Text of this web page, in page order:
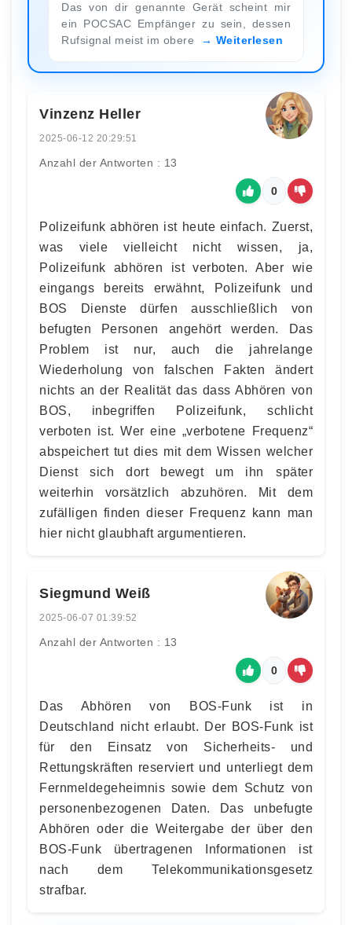
Das von dir genannte Gerät scheint mir
ein POCSAC Empfänger zu sein, dessen
Rufsignal meist im obere
Weiterlesen
Vinzenz Heller
2025-06-12 20:29:51
Anzahl der Antworten : 13
0
Polizeifunk abhören ist heute einfach. Zuerst,
was viele vielleicht nicht wissen, ja,
Polizeifunk abhören ist verboten. Aber wie
eingangs bereits erwähnt, Polizeifunk und
BOS Dienste dürfen ausschließlich von
befugten Personen angehört werden. Das
Problem ist nur, auch die jahrelange
Wiederholung von falschen Fakten ändert
nichts an der Realität das dass Abhören von
BOS, inbegriffen Polizeifunk, schlicht
verboten ist. Wer eine „verbotene Frequenz“
abspeichert tut dies mit dem Wissen welcher
Dienst sich dort bewegt um ihn später
weiterhin vorsätzlich abzuhören. Mit dem
zufälligen finden dieser Frequenz kann man
hier nicht glaubhaft argumentieren.
Siegmund Weiß
2025-06-07 01:39:52
Anzahl der Antworten : 13
0
Das Abhören von BOS-Funk ist in
Deutschland nicht erlaubt. Der BOS-Funk ist
für den Einsatz von Sicherheits- und
Rettungskräften reserviert und unterliegt dem
Fernmeldegeheimnis sowie dem Schutz von
personenbezogenen Daten. Das unbefugte
Abhören oder die Weitergabe der über den
BOS-Funk übertragenen Informationen ist
nach dem Telekommunikationsgesetz
strafbar.